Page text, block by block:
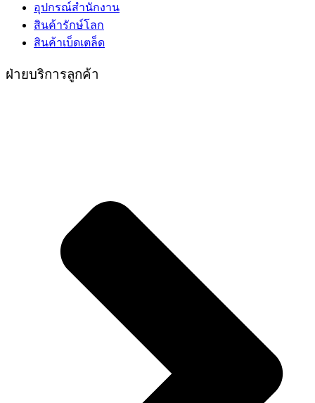
อุปกรณ์สำนักงาน
สินค้ารักษ์โลก
สินค้าเบ็ดเตล็ด
ฝ่ายบริการลูกค้า